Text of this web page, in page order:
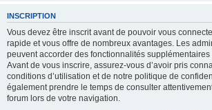
INSCRIPTION
Vous devez être inscrit avant de pouvoir vous
rapide et vous offre de nombreux avantages. Les
peuvent accorder des fonctionnalités supplémentaires
Avant de vous inscrire, assurez-vous d’avoir pris
conditions d’utilisation et de notre politique de
également prendre le temps de consulter
forum lors de votre navigation.